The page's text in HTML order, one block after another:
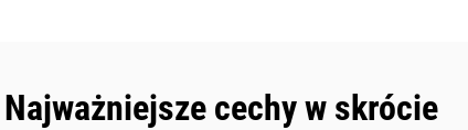
Najważniejsze cechy w skrócie